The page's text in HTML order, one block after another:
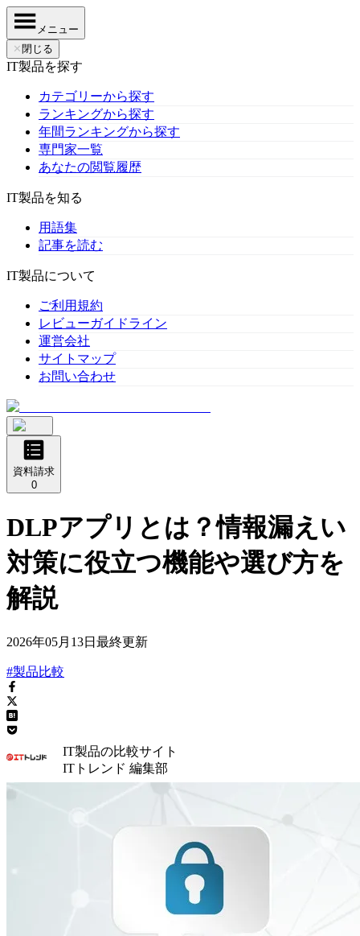
メニュー
✕ 閉じる
IT製品を探す
カテゴリーから探す
ランキングから探す
年間ランキングから探す
専門家一覧
あなたの閲覧履歴
IT製品を知る
用語集
記事を読む
IT製品について
ご利用規約
レビューガイドライン
運営会社
サイトマップ
お問い合わせ
資料請求
0
DLPアプリとは？情報漏えい
対策に役立つ機能や選び方を
解説
2026年05月13日 最終更新
#製品比較
IT製品の比較サイト
ITトレンド 編集部